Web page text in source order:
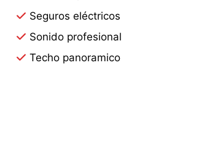
Seguros eléctricos
Sonido profesional
Techo panoramico